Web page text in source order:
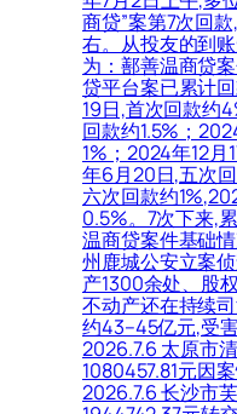
商贷”案第7次回
右。从投友的到
为：鄯善温商贷
贷平台案已累计
19日,首次回款约
回款约1.5%；
1%；2024年12月
年6月20日,五次
六次回款约
0.5%。7次下来,
温商贷案件基础
州鹿城公安立案
产1300余处、股
不动产还在持续
约43–45亿元,受
2026.7.6 太原市
1080457.81元因
2026.7.6 长沙市